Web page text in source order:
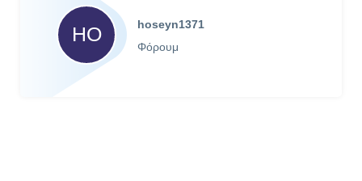
HO
hoseyn1371
Φόρουμ